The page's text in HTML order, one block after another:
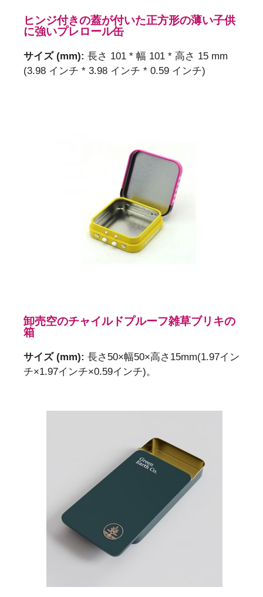
ヒンジ付きの蓋が付いた正方形の薄い子供
に強いプレロール缶
サイズ (mm): 長さ 101 * 幅 101 * 高さ 15 mm
(3.98 インチ * 3.98 インチ * 0.59 インチ)
卸売空のチャイルドプルーフ雑草ブリキの
箱
サイズ (mm): 長さ50×幅50×高さ15mm(1.97イン
チ×1.97インチ×0.59インチ)。
迅速な解決策についてはお問い
合わせください
ブリキの箱のサイズや形状など、パッケージの詳
細についてもう少し詳しく教えて、要件をよりよ
く理解するのを手伝ってください…
主題
あなたのメッセージ（オプション）
次のものを選択してください